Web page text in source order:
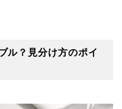
ル？見分け方のポイ